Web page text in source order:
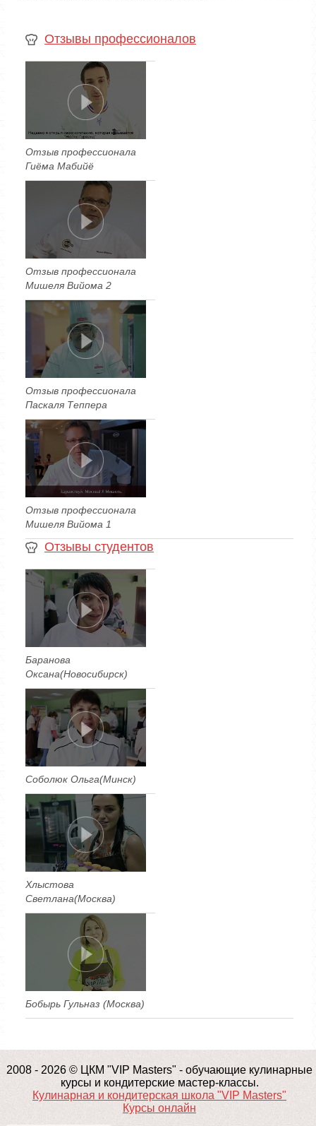
Отзывы профессионалов
Отзыв профессионала
Гиёма Мабийё
Отзыв профессионала
Мишеля Вийома 2
Отзыв профессионала
Паскаля Теппера
Отзыв профессионала
Мишеля Вийома 1
Отзывы студентов
Баранова
Оксана(Новосибирск)
Соболюк Ольга(Минск)
Хлыстова
Светлана(Москва)
Бобырь Гульназ (Москва)
2008 - 2026 © ЦКМ "VIP Masters" - обучающие кулинарные
курсы и кондитерские мастер-классы.
Кулинарная и кондитерская школа "VIP Masters"
Курсы онлайн